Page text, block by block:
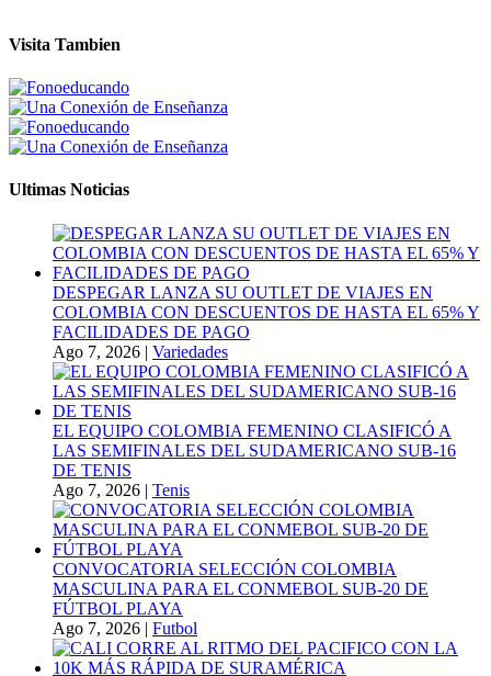
Visita Tambien
Ultimas Noticias
DESPEGAR LANZA SU OUTLET DE VIAJES EN
COLOMBIA CON DESCUENTOS DE HASTA EL 65% Y
FACILIDADES DE PAGO
Ago 7, 2026 | Variedades
EL EQUIPO COLOMBIA FEMENINO CLASIFICÓ A
LAS SEMIFINALES DEL SUDAMERICANO SUB-16
DE TENIS
Ago 7, 2026 | Tenis
CONVOCATORIA SELECCIÓN COLOMBIA
MASCULINA PARA EL CONMEBOL SUB-20 DE
FÚTBOL PLAYA
Ago 7, 2026 | Futbol